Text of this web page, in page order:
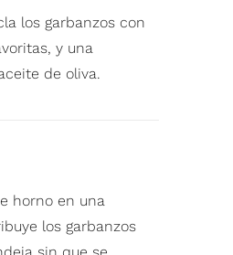
los garbanzos con
y una
de oliva.
horno en una
los garbanzos